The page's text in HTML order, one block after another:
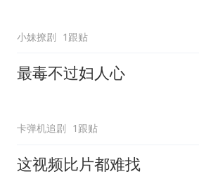
小妹撩剧 1跟贴
最毒不过妇人心
卡弹机追剧 1跟贴
这视频比片都难找